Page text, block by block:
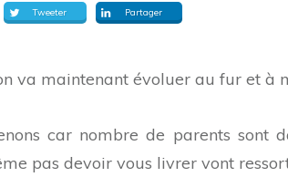
Tweeter Partager
va maintenant évoluer au fur et à
car nombre de parents sont
pas devoir vous livrer vont